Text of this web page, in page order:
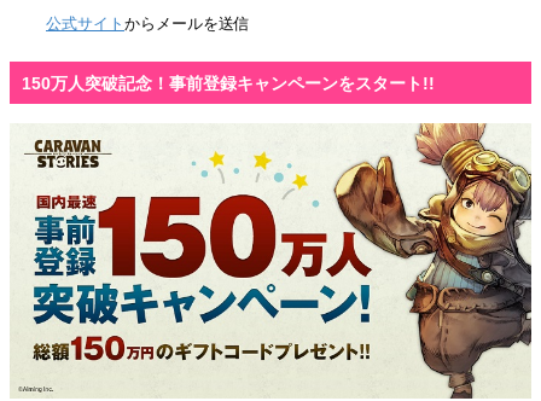
公式サイト からメールを送信
150万人突破記念！事前登録キャンペーンをスタート!!